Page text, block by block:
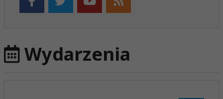
Wydarzenia